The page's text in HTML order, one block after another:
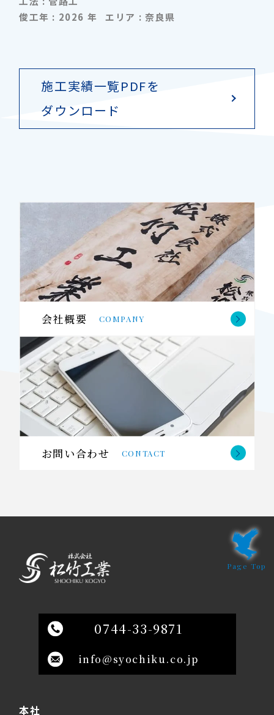
俊工年 : 2026 年 エリア : 奈良県
施工実績一覧PDFを
ダウンロード
会社概要 COMPANY
お問い合わせ CONTACT
0744-33-9871
info@syochiku.co.jp
本社
Page Top